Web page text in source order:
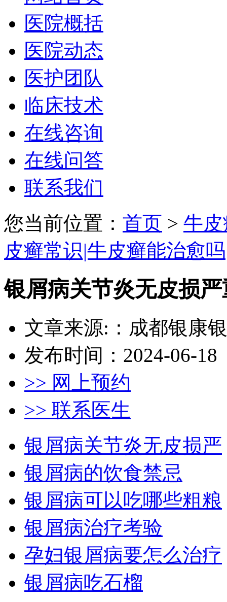
医院概括
医院动态
医护团队
临床技术
在线咨询
在线问答
联系我们
您当前位置： 首页 > 牛
皮癣常识|牛皮癣能治愈吗
银屑病关节炎无皮损
文章来源:：成都银康
发布时间：2024-06-18
>> 网上预约
>> 联系医生
银屑病关节炎无皮损严
银屑病的饮食禁忌
银屑病可以吃哪些粗粮
银屑病治疗考验
孕妇银屑病要怎么治疗
银屑病吃石榴